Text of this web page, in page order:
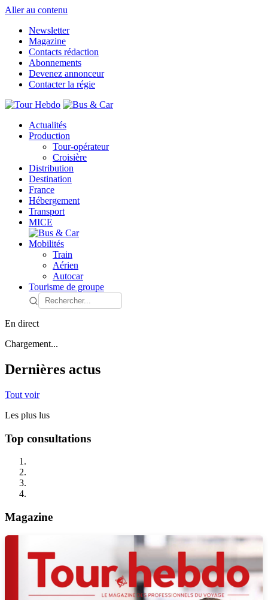
Aller au contenu
Newsletter
Magazine
Contacts rédaction
Abonnements
Devenez annonceur
Contacter la régie
Actualités
Production
Tour-opérateur
Croisière
Distribution
Destination
France
Hébergement
Transport
MICE
Mobilités
Train
Aérien
Autocar
Tourisme de groupe
En direct
Chargement...
Dernières actus
Tout voir
Les plus lus
Top consultations
Magazine